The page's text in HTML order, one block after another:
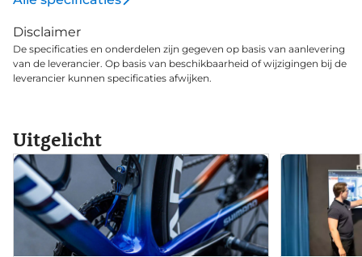
ook daarin kun je de competitieve aard herkennen
en toepassen.
Disclaimer
De specificaties en onderdelen zijn gegeven op basis van aanlevering
van de leverancier. Op basis van beschikbaarheid of wijzigingen bij de
leverancier kunnen specificaties afwijken.
Uitgelicht